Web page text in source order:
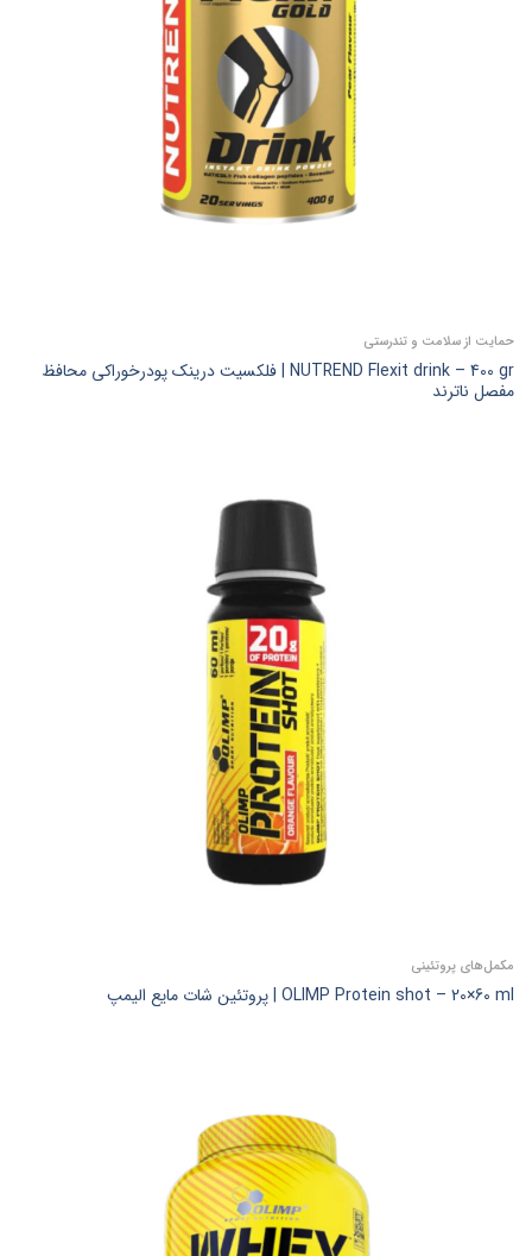
حمایت از سلامت و تندرستی
NUTREND Flexit drink – 400 gr | فلکسیت درینک پودرخوراکی محافظ
مفصل ناترند
مکمل‌های پروتئینی
OLIMP Protein shot – 20×60 ml | پروتئین شات مایع الیمپ